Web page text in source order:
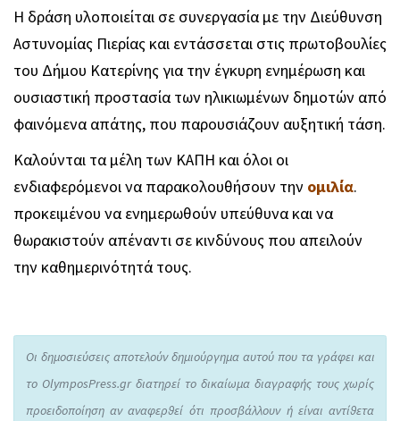
Η δράση υλοποιείται σε συνεργασία με την Διεύθυνση
Αστυνομίας Πιερίας και εντάσσεται στις πρωτοβουλίες
του Δήμου Κατερίνης για την έγκυρη ενημέρωση και
ουσιαστική προστασία των ηλικιωμένων δημοτών από
φαινόμενα απάτης, που παρουσιάζουν αυξητική τάση.
Καλούνται τα μέλη των ΚΑΠΗ και όλοι οι
ενδιαφερόμενοι να παρακολουθήσουν την ομιλία.
προκειμένου να ενημερωθούν υπεύθυνα και να
θωρακιστούν απέναντι σε κινδύνους που απειλούν
την καθημερινότητά τους.
Οι δημοσιεύσεις αποτελούν δημιούργημα αυτού που τα γράφει και
το OlymposPress.gr διατηρεί το δικαίωμα διαγραφής τους χωρίς
προειδοποίηση αν αναφερθεί ότι προσβάλλουν ή είναι αντίθετα